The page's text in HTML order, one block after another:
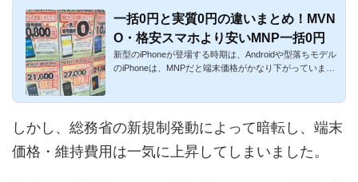
一括0円と実質0円の違いまとめ！MVN
O・格安スマホより安いMNP一括0円
新型のiPhoneが登場する時期は、Androidや型落ちモデル
のiPhoneは、MNPだと端末価格がかなり下がっていま
しかし、総務省の新規制発動によって暗転し、端末
価格・維持費用は一気に上昇してしまいました。